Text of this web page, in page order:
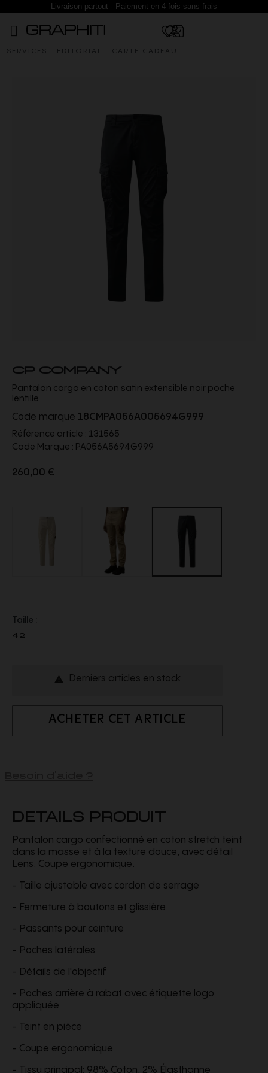
Livraison partout - Paiement en 4 fois sans frais
SERVICES EDITORIAL CARTE CADEAU
CP COMPANY
Pantalon cargo en coton satin extensible noir poche
lentille
Code marque 18CMPA056A005694G999
Référence article : 131565
Code Marque : PA056A5694G999
260,00 €
Taille :
42
 Derniers articles en stock
ACHETER CET ARTICLE
DETAILS PRODUIT
Pantalon cargo confectionné en coton stretch teint
dans la masse et à la texture douce, avec détail
Lens. Coupe ergonomique.
- Taille ajustable avec cordon de serrage
- Fermeture à boutons et glissière
- Passants pour ceinture
- Poches latérales
- Détails de l'objectif
- Poches arrière à rabat avec étiquette logo
appliquée
- Teint en pièce
- Coupe ergonomique
- Tissu principal: 98% Coton, 2% Élasthanne